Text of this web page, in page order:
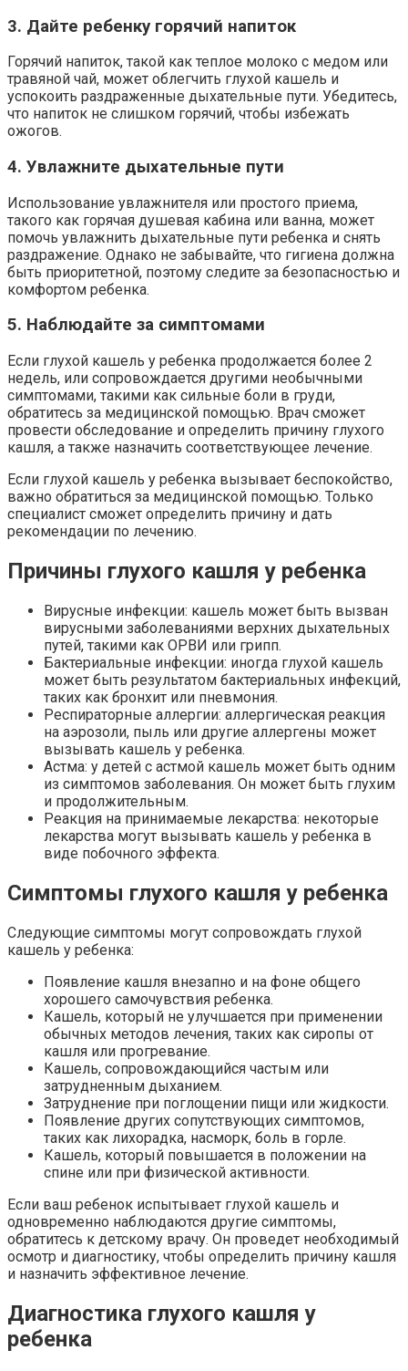
3. Дайте ребенку горячий напиток
Горячий напиток, такой как теплое молоко с медом или
травяной чай, может облегчить глухой кашель и
успокоить раздраженные дыхательные пути. Убедитесь,
что напиток не слишком горячий, чтобы избежать
ожогов.
4. Увлажните дыхательные пути
Использование увлажнителя или простого приема,
такого как горячая душевая кабина или ванна, может
помочь увлажнить дыхательные пути ребенка и снять
раздражение. Однако не забывайте, что гигиена должна
быть приоритетной, поэтому следите за безопасностью и
комфортом ребенка.
5. Наблюдайте за симптомами
Если глухой кашель у ребенка продолжается более 2
недель, или сопровождается другими необычными
симптомами, такими как сильные боли в груди,
обратитесь за медицинской помощью. Врач сможет
провести обследование и определить причину глухого
кашля, а также назначить соответствующее лечение.
Если глухой кашель у ребенка вызывает беспокойство,
важно обратиться за медицинской помощью. Только
специалист сможет определить причину и дать
рекомендации по лечению.
Причины глухого кашля у ребенка
Вирусные инфекции: кашель может быть вызван
вирусными заболеваниями верхних дыхательных
путей, такими как ОРВИ или грипп.
Бактериальные инфекции: иногда глухой кашель
может быть результатом бактериальных инфекций,
таких как бронхит или пневмония.
Респираторные аллергии: аллергическая реакция
на аэрозоли, пыль или другие аллергены может
вызывать кашель у ребенка.
Астма: у детей с астмой кашель может быть одним
из симптомов заболевания. Он может быть глухим
и продолжительным.
Реакция на принимаемые лекарства: некоторые
лекарства могут вызывать кашель у ребенка в
виде побочного эффекта.
Симптомы глухого кашля у ребенка
Следующие симптомы могут сопровождать глухой
кашель у ребенка:
Появление кашля внезапно и на фоне общего
хорошего самочувствия ребенка.
Кашель, который не улучшается при применении
обычных методов лечения, таких как сиропы от
кашля или прогревание.
Кашель, сопровождающийся частым или
затрудненным дыханием.
Затруднение при поглощении пищи или жидкости.
Появление других сопутствующих симптомов,
таких как лихорадка, насморк, боль в горле.
Кашель, который повышается в положении на
спине или при физической активности.
Если ваш ребенок испытывает глухой кашель и
одновременно наблюдаются другие симптомы,
обратитесь к детскому врачу. Он проведет необходимый
осмотр и диагностику, чтобы определить причину кашля
и назначить эффективное лечение.
Диагностика глухого кашля у
ребенка